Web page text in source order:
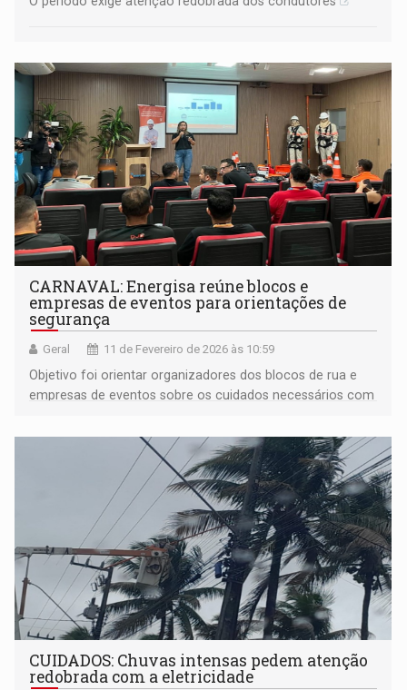
CARNAVAL: Energisa reúne blocos e
empresas de eventos para orientações de
segurança
Geral 11 de Fevereiro de 2026 às 10:59
Objetivo foi orientar organizadores dos blocos de rua e
empresas de eventos sobre os cuidados necessários com
CUIDADOS: Chuvas intensas pedem atenção
redobrada com a eletricidade